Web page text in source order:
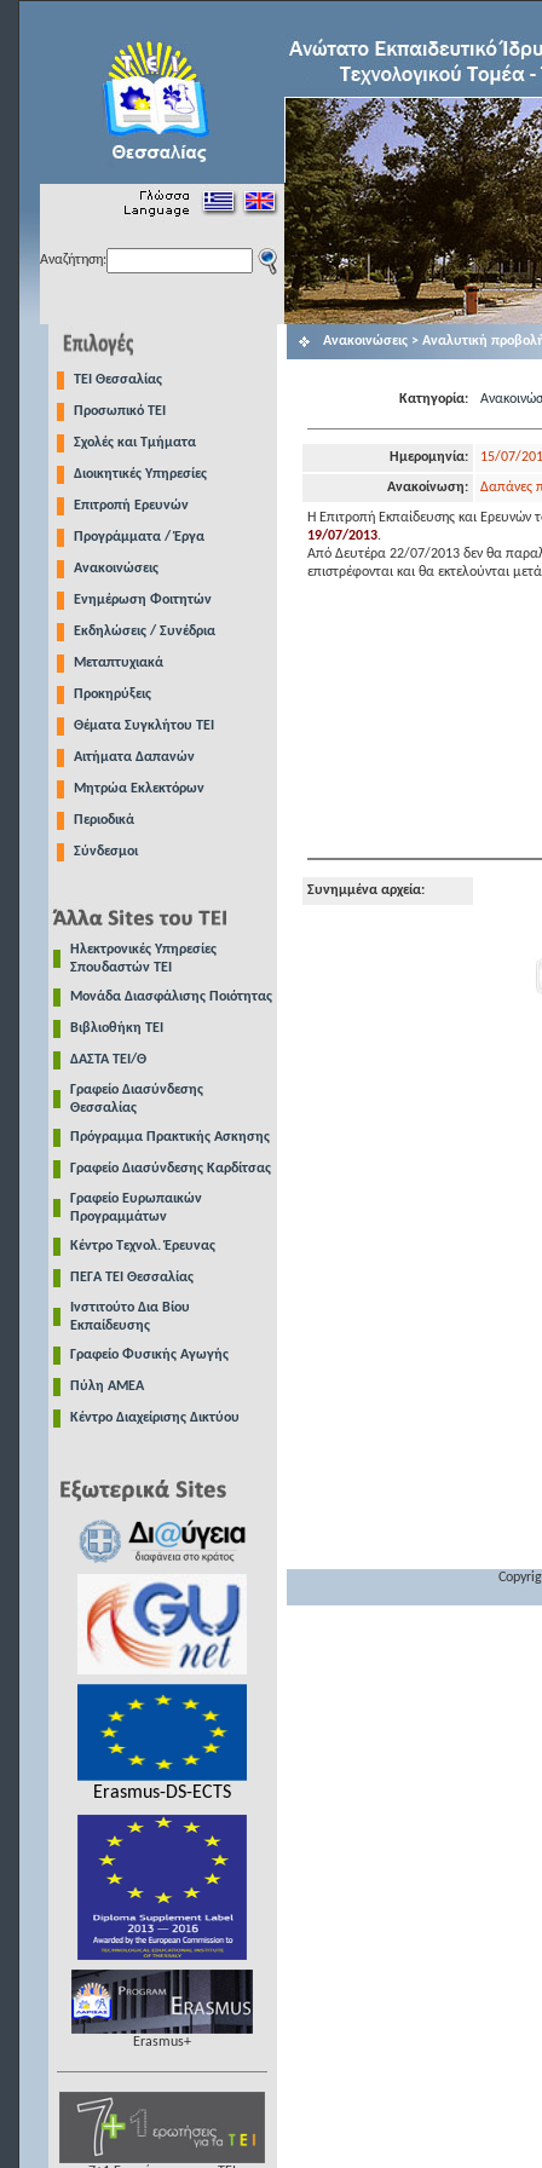
Αναζήτηση:
TEI Θεσσαλίας
Προσωπικό ΤΕΙ
Σχολές και Τμήματα
Διοικητικές Υπηρεσίες
Επιτροπή Ερευνών
Προγράμματα / Έργα
Ανακοινώσεις
Ενημέρωση Φοιτητών
Εκδηλώσεις / Συνέδρια
Μεταπτυχιακά
Προκηρύξεις
Θέματα Συγκλήτου ΤΕΙ
Αιτήματα Δαπανών
Μητρώα Εκλεκτόρων
Περιοδικά
Σύνδεσμοι
Ηλεκτρονικές Υπηρεσίες
Σπουδαστών ΤΕΙ
Μονάδα Διασφάλισης Ποιότητας
Βιβλιοθήκη ΤΕΙ
ΔΑΣΤΑ ΤΕΙ/Θ
Γραφείο Διασύνδεσης
Θεσσαλίας
Πρόγραμμα Πρακτικής Ασκησης
Γραφείο Διασύνδεσης Καρδίτσας
Γραφείο Ευρωπαικών
Προγραμμάτων
Κέντρο Τεχνολ. Έρευνας
ΠΕΓΑ ΤΕΙ Θεσσαλίας
Ινστιτούτο Δια Βίου
Εκπαίδευσης
Γραφείο Φυσικής Αγωγής
Πύλη ΑΜΕΑ
Κέντρο Διαχείρισης Δικτύου
Erasmus-DS-ECTS
Erasmus+
Ανακοινώσεις > Αναλυτική
Κατηγορία:
Ημερομηνία: 15/07/
Ανακοίνωση: Δαπάνες
Η Επιτροπή Εκπαίδευσης και Ερευνών
19/07/2013.
Από Δευτέρα 22/07/2013 δεν θα
επιστρέφονται και θα εκτελούνται
Συνημμένα αρχεία: